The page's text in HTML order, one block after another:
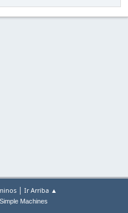
| Ir Arriba ▲
Simple Machines